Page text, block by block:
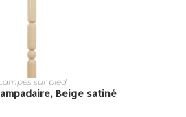
sur pied
Beige satiné